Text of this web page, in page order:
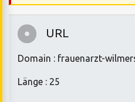
URL
Domain : frauenarzt-
Länge : 25